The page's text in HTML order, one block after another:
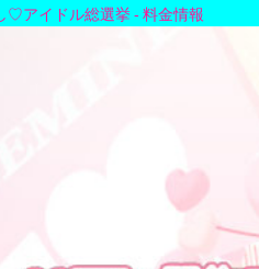
♡アイドル総選挙 - 料金情報